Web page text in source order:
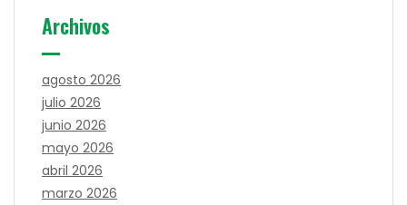
Archivos
agosto 2026
julio 2026
junio 2026
mayo 2026
abril 2026
marzo 2026